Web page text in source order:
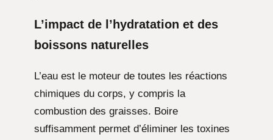
L’impact de l’hydratation et des
boissons naturelles
L’eau est le moteur de toutes les réactions
chimiques du corps, y compris la
combustion des graisses. Boire
suffisamment permet d’éliminer les toxines